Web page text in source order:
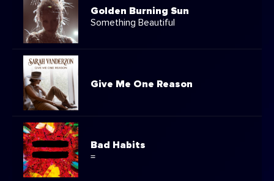
Golden Burning Sun
Something Beautiful
Give Me One Reason
Bad Habits
=